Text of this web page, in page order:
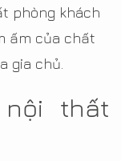
phòng khách
ấm của chất
gia chủ.
thất